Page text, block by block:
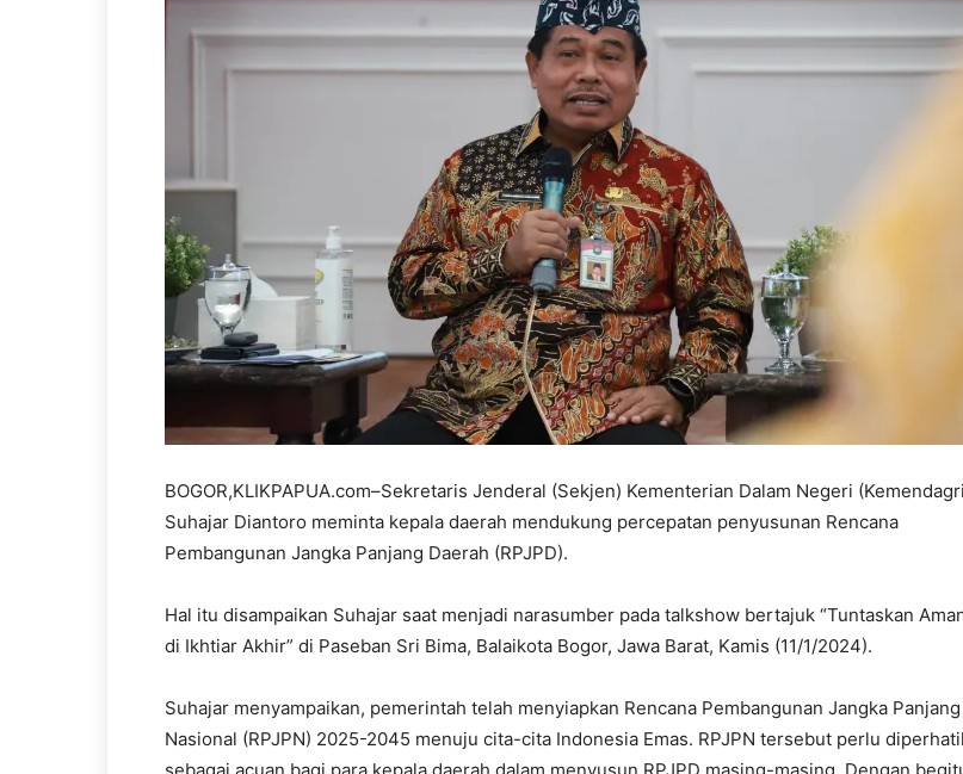
BOGOR,KLIKPAPUA.com–Sekretaris Jenderal (Sekjen) Kementerian Dalam Negeri
Suhajar Diantoro meminta kepala daerah mendukung percepatan penyusunan Rencana
Pembangunan Jangka Panjang Daerah (RPJPD).
Hal itu disampaikan Suhajar saat menjadi narasumber pada talkshow bertajuk “Tuntaskan
di Ikhtiar Akhir” di Paseban Sri Bima, Balaikota Bogor, Jawa Barat, Kamis (11/1/2024).
Suhajar menyampaikan, pemerintah telah menyiapkan Rencana Pembangunan Jangka Panjang
Nasional (RPJPN) 2025-2045 menuju cita-cita Indonesia Emas. RPJPN tersebut perlu